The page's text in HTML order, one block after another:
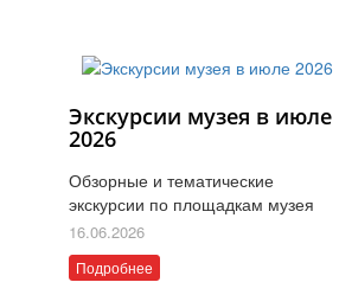
Экскурсии музея в июле
2026
Обзорные и тематические
экскурсии по площадкам музея
16.06.2026
Подробнее